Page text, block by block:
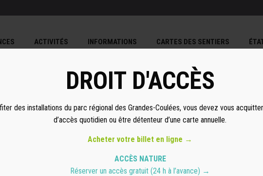
ACTIVITÉS INFORMATIONS CARTES DES SENTIERS
DROIT D'ACCÈS
des installations du parc régional des Grandes-Coulées, vous devez vous
d’accès quotidien ou être détenteur d’une carte annuelle.
Acheter votre billet en ligne →
ACCÈS NATURE
Réserver un accès gratuit (24 h à l’avance) →